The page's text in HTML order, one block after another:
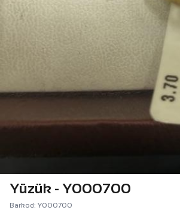
Yüzük - Y000700
Barkod: Y000700